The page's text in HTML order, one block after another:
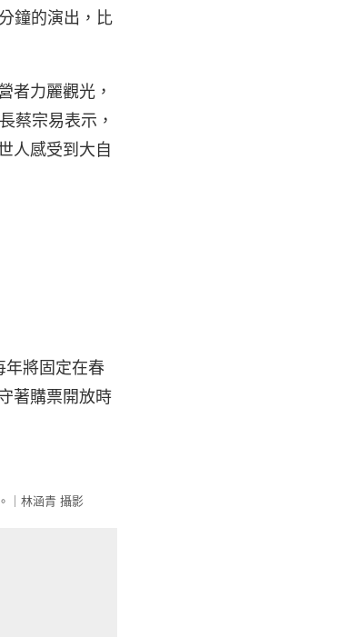
鐘的演出，比
者力麗觀光，
蔡宗易表示，
人感受到大自
年將固定在春
著購票開放時
｜林涵青 攝影